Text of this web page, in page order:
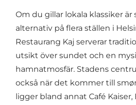
Om du gillar lokala klassiker
alternativ på flera ställen i
Restaurang Kaj serverar
utsikt över sundet och en
hamnatmosfär. Stadens
också när det kommer till
ligger bland annat Café